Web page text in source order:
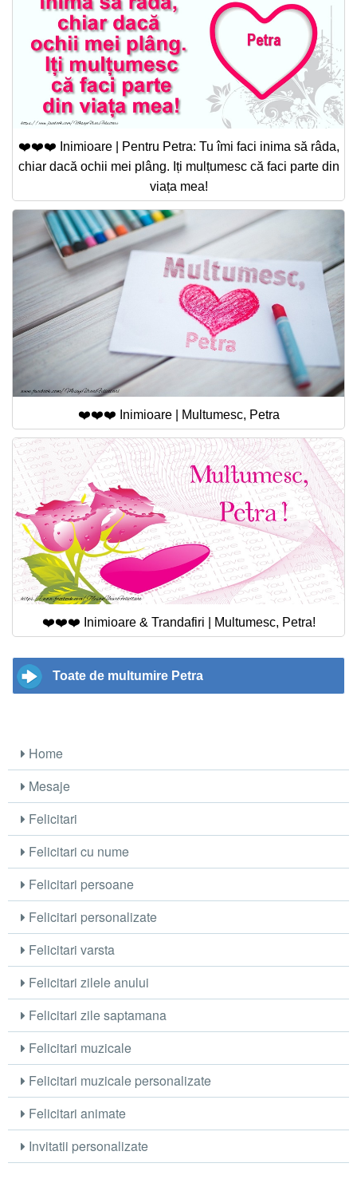
❤️❤️❤️ Inimioare | Pentru Petra: Tu îmi faci inima să râda,
chiar dacă ochii mei plâng. Iți mulțumesc că faci parte din
viața mea!
❤️❤️❤️ Inimioare | Multumesc, Petra
❤️❤️❤️ Inimioare & Trandafiri | Multumesc, Petra!
Toate de multumire Petra
Home
Mesaje
Felicitari
Felicitari cu nume
Felicitari persoane
Felicitari personalizate
Felicitari varsta
Felicitari zilele anului
Felicitari zile saptamana
Felicitari muzicale
Felicitari muzicale personalizate
Felicitari animate
Invitatii personalizate